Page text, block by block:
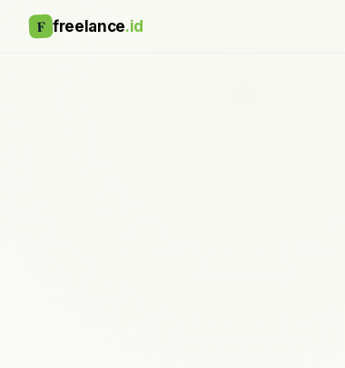
F freelance.id